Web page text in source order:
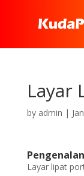
Layar
by admin |
Layar lipat